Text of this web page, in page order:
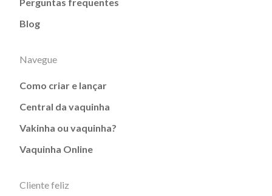
Blog
Navegue
Como criar e lançar
Central da vaquinha
Vakinha ou vaquinha?
Vaquinha Online
Cliente feliz